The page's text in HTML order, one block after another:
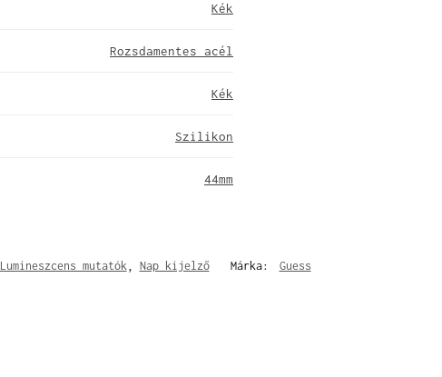
Kék
Rozsdamentes acél
Kék
Szilikon
44mm
Lumineszcens mutatók, Nap kijelző Márka: Guess